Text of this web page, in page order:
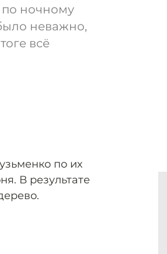
по ночному
неважно,
всё
по их
В результате